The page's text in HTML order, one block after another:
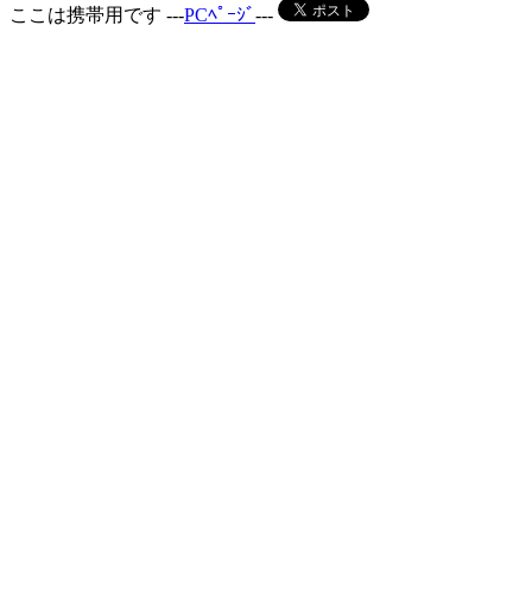
ここは携帯用です ---PCﾍﾟｰｼﾞ---